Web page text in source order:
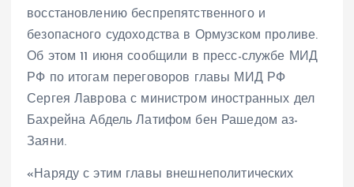
восстановлению беспрепятственного и
безопасного судоходства в Ормузском проливе.
Об этом 11 июня сообщили в пресс-службе МИД
РФ по итогам переговоров главы МИД РФ
Сергея Лаврова с министром иностранных дел
Бахрейна Абдель Латифом бен Рашедом аз-
Заяни.
«Наряду с этим главы внешнеполитических